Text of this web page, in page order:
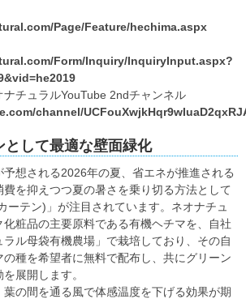
Page/Feature/hechima.aspx
Form/Inquiry/InquiryInput.aspx?
チュラルYouTube 2ndチャンネル
channel/
として最適な壁面緑化
想される2026年の夏、省エネが推進される
を抑えつつ夏の暑さを乗り切る方法として
ーテン)」が注目されています。ネオナチュ
粧品の主要原料である有機ヘチマを、自社
ル母袋有機農場」で栽培しており、その自
種を希望者に無料で配布し、共にグリーン
展開します。
の間を通る風で体感温度を下げる効果が期